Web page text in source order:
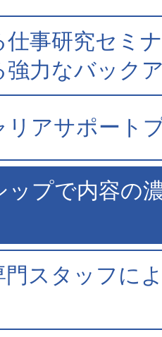
事研究セミ
強力なバック
リアサポート
ップで内容の
門スタッフに